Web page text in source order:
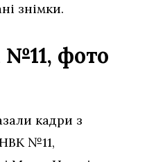
знімки.
фото
кадри з
НВК №11,